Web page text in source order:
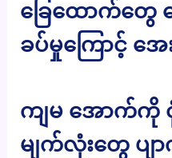
ခြေထောက်တွေ
ခပ်မှုကြောင့် အ
ကျမ အောက်ကို
မျက်လုံးတွေ ပျ